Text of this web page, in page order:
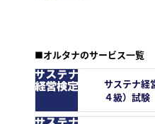
■オルタナのサービス一覧
サステナ経
４級）試験